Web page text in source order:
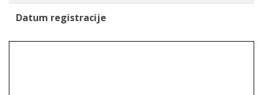
Datum registracije